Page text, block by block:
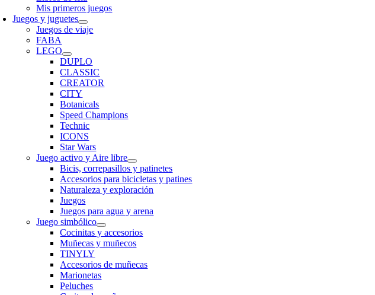
Mis primeros juegos
Juegos y juguetes
Juegos de viaje
FABA
LEGO
DUPLO
CLASSIC
CREATOR
CITY
Botanicals
Speed Champions
Technic
ICONS
Star Wars
Juego activo y Aire libre
Bicis, correpasillos y patinetes
Accesorios para bicicletas y patines
Naturaleza y exploración
Juegos
Juegos para agua y arena
Juego simbólico
Cocinitas y accesorios
Muñecas y muñecos
TINYLY
Accesorios de muñecas
Marionetas
Peluches